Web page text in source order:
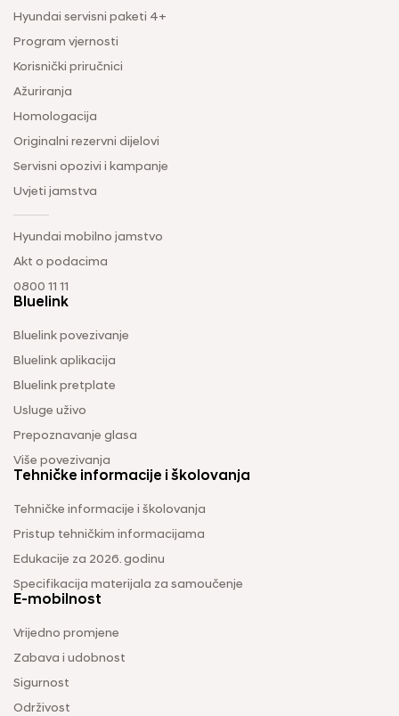
Hyundai servisni paketi 4+
Program vjernosti
Korisnički priručnici
Ažuriranja
Homologacija
Originalni rezervni dijelovi
Servisni opozivi i kampanje
Uvjeti jamstva
Hyundai mobilno jamstvo
Akt o podacima
0800 11 11
Bluelink
Bluelink povezivanje
Bluelink aplikacija
Bluelink pretplate
Usluge uživo
Prepoznavanje glasa
Više povezivanja
Tehničke informacije i školovanja
Tehničke informacije i školovanja
Pristup tehničkim informacijama
Edukacije za 2026. godinu
Specifikacija materijala za samoučenje
E-mobilnost
Vrijedno promjene
Zabava i udobnost
Sigurnost
Održivost